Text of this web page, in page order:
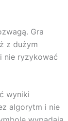
Gra
z dużym
nie ryzykować
wyniki
algorytm i nie